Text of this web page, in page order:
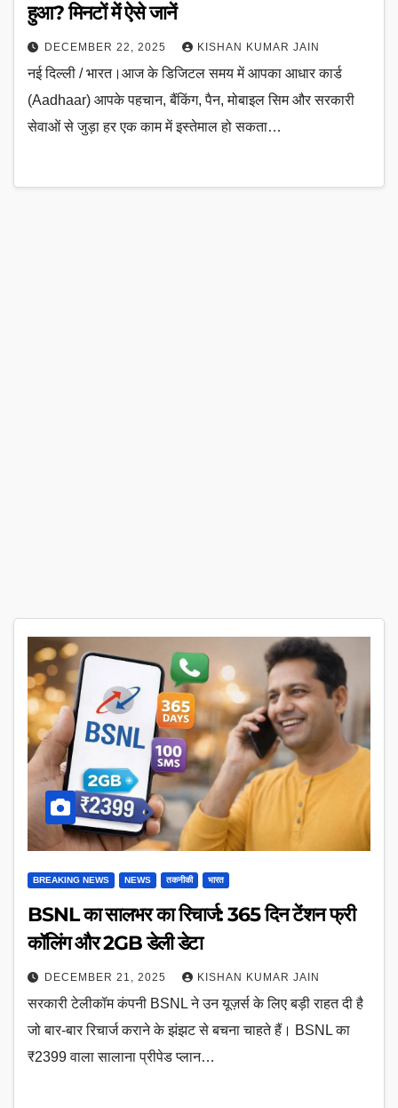
हुआ? मिनटों में ऐसे जानें
DECEMBER 22, 2025 KISHAN KUMAR JAIN
नई दिल्ली / भारत।आज के डिजिटल समय में आपका आधार कार्ड
(Aadhaar) आपके पहचान, बैंकिंग, पैन, मोबाइल सिम और सरकारी
सेवाओं से जुड़ा हर एक काम में इस्तेमाल हो सकता…
BREAKING NEWS NEWS तकनीकी भारत
BSNL का सालभर का रिचार्ज: 365 दिन टेंशन फ्री
कॉलिंग और 2GB डेली डेटा
DECEMBER 21, 2025 KISHAN KUMAR JAIN
सरकारी टेलीकॉम कंपनी BSNL ने उन यूज़र्स के लिए बड़ी राहत दी है
जो बार-बार रिचार्ज कराने के झंझट से बचना चाहते हैं। BSNL का
₹2399 वाला सालाना प्रीपेड प्लान…